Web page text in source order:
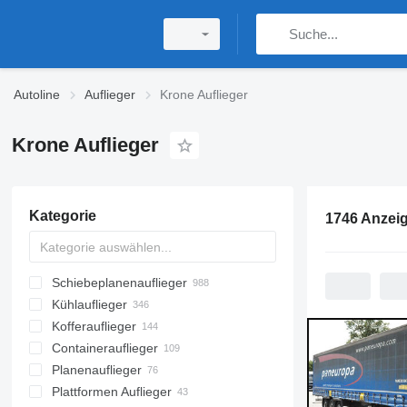
Autoline Auflieger Krone Auflieger
Krone Auflieger
Kategorie
Schiebeplanenauflieger
Kühlauflieger
Kofferauflieger
Containerauflieger
Planenauflieger
Plattformen Auflieger
1746